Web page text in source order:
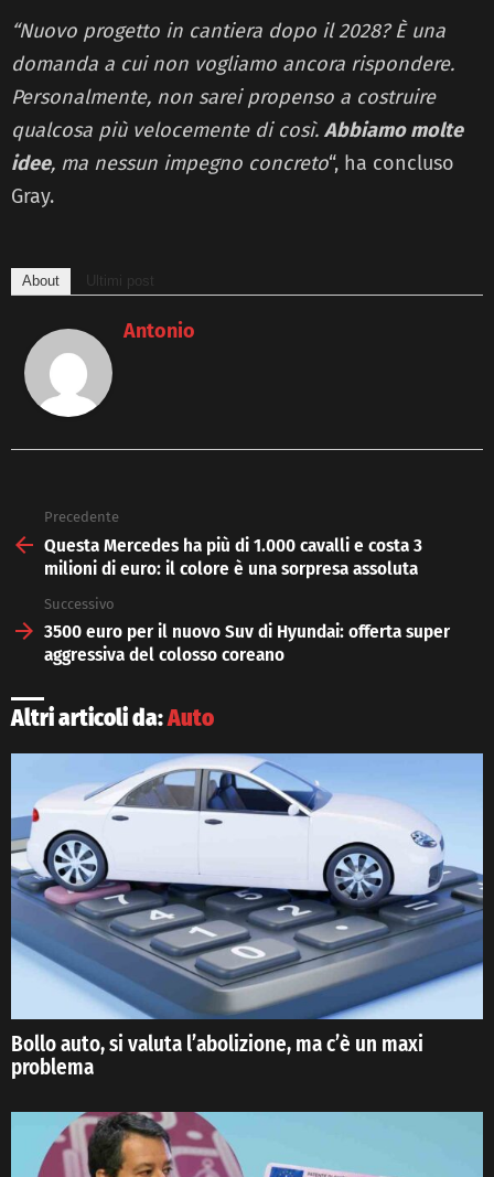
“Nuovo progetto in cantiera dopo il 2028? È una
domanda a cui non vogliamo ancora rispondere.
Personalmente, non sarei propenso a costruire
qualcosa più velocemente di così. Abbiamo molte
idee, ma nessun impegno concreto“, ha concluso
Gray.
About Ultimi post
Antonio
more
Precedente
Questa Mercedes ha più di 1.000 cavalli e costa 3
milioni di euro: il colore è una sorpresa assoluta
Successivo
3500 euro per il nuovo Suv di Hyundai: offerta super
aggressiva del colosso coreano
Altri articoli da:Auto
Bollo auto, si valuta l’abolizione, ma c’è un maxi
problema